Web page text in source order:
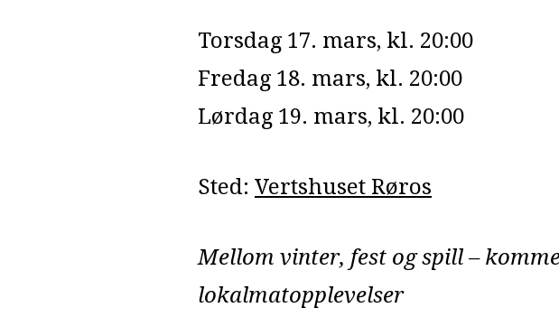
Torsdag 17. mars, kl. 20:00
Fredag 18. mars, kl. 20:00
Lørdag 19. mars, kl. 20:00
Sted: Vertshuset Røros
Mellom vinter, fest og spill –
lokalmatopplevelser